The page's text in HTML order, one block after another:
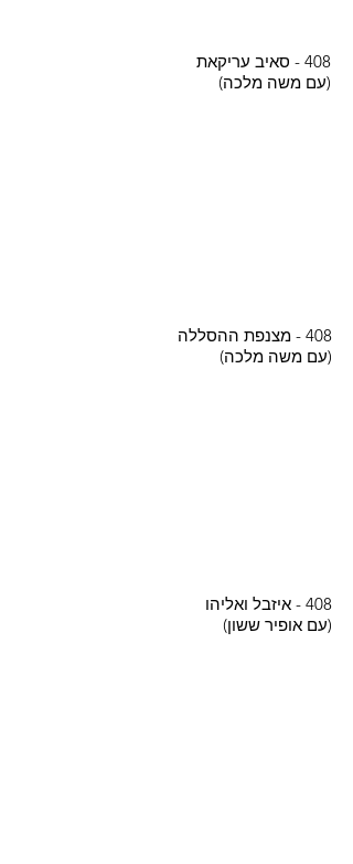
408 - סאיב עריקאת
(עם משה מלכה)
408 - מצנפת ההסללה
(עם משה מלכה)
408 - איזבל ואליהו
(עם אופיר ששון)